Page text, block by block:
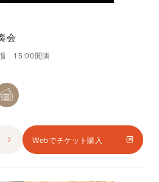
会
15:00開演
Webでチケット購入